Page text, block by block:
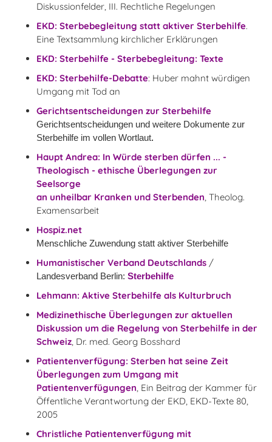
Diskussionfelder, III. Rechtliche Regelungen
EKD: Sterbebegleitung statt aktiver Sterbehilfe.
Eine Textsammlung kirchlicher Erklärungen
EKD: Sterbehilfe - Sterbebegleitung: Texte
EKD: Sterbehilfe-Debatte: Huber mahnt würdigen
Umgang mit Tod an
Gerichtsentscheidungen zur Sterbehilfe
Gerichtsentscheidungen und weitere Dokumente zur
Sterbehilfe im vollen Wortlaut.
Haupt Andrea: In Würde sterben dürfen ... -
Theologisch - ethische Überlegungen zur
Seelsorge
an unheilbar Kranken und Sterbenden, Theolog.
Examensarbeit
Hospiz.net
Menschliche Zuwendung statt aktiver Sterbehilfe
Humanistischer Verband Deutschlands /
Landesverband Berlin: Sterbehilfe
Lehmann: Aktive Sterbehilfe als Kulturbruch
Medizinethische Überlegungen zur aktuellen
Diskussion um die Regelung von Sterbehilfe in der
Schweiz, Dr. med. Georg Bosshard
Patientenverfügung: Sterben hat seine Zeit
Überlegungen zum Umgang mit
Patientenverfügungen, Ein Beitrag der Kammer für
Öffentliche Verantwortung der EKD, EKD-Texte 80,
2005
Christliche Patientenverfügung mit